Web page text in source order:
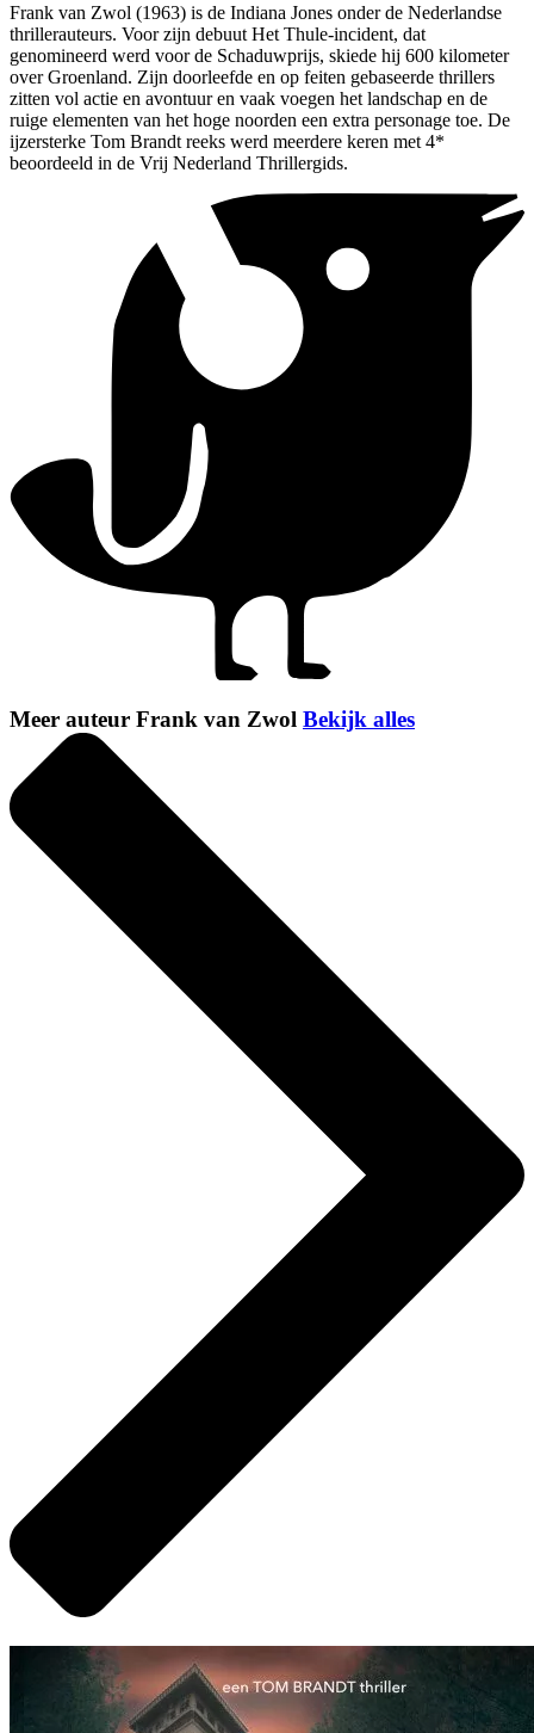
Frank van Zwol (1963) is de Indiana Jones onder de Nederlandse
thrillerauteurs. Voor zijn debuut Het Thule-incident, dat
genomineerd werd voor de Schaduwprijs, skiede hij 600 kilometer
over Groenland. Zijn doorleefde en op feiten gebaseerde thrillers
zitten vol actie en avontuur en vaak voegen het landschap en de
ruige elementen van het hoge noorden een extra personage toe. De
ijzersterke Tom Brandt reeks werd meerdere keren met 4*
beoordeeld in de Vrij Nederland Thrillergids.
Meer auteur Frank van Zwol Bekijk alles